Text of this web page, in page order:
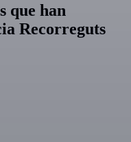
que han
Recorreguts